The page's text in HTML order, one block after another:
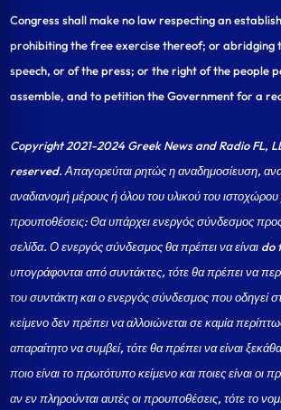
Congress shall make no law respecting an
prohibiting the free exercise thereof; or abridging
speech, or of the press; or the right of the people
assemble, and to petition the Government for a
Copyright 2021-2024 Greek News and Radio FL,
reserved. Απαγορεύται ρητώς η αναδημοσίευση,
αναδιανομή μέρους ή όλου του υλικού του ιστοχώρου
προυποθέσεις: Θα υπάρχει ενεργός σύνδεσμος
σελίδα.Ο ενεργός σύνδεσμος θα πρέπει να είναι do
υπογράφονται από συντάκτες, τότε θα πρέπει να
του συντάκτη και ο ενεργός σύνδεσμος που οδηγεί
κείμενο δεν πρέπει να αλλοιώνεται σε καμία
απαραίτητο να συμβεί, τότε θα πρέπει να είναι
ποιο είναι το πρωτότυπο κείμενο και ποιες είναι οι
αν εν πληρούνται αυτές οι προυποθέσεις, τότε το